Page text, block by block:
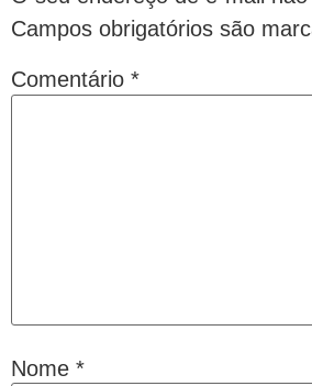
Campos obrigatórios são
Comentário *
Nome *